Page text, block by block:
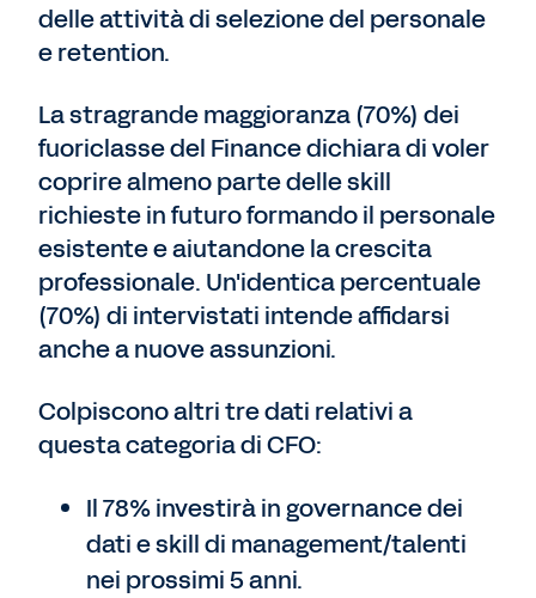
delle attività di selezione del personale
e retention.
La stragrande maggioranza (70%) dei
fuoriclasse del Finance dichiara di voler
coprire almeno parte delle skill
richieste in futuro formando il personale
esistente e aiutandone la crescita
professionale. Un'identica percentuale
(70%) di intervistati intende affidarsi
anche a nuove assunzioni.
Colpiscono altri tre dati relativi a
questa categoria di CFO:
Il 78% investirà in governance dei
dati e skill di management/talenti
nei prossimi 5 anni.